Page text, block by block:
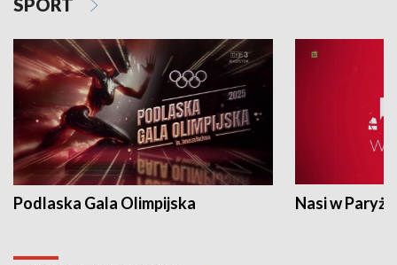
Podlaska Gala Olimpijska Nasi w Paryżu